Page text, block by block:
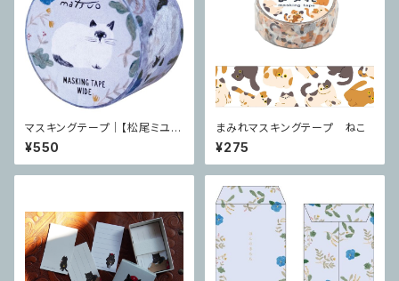
マスキングテープ｜【松尾ミユ
キ】 cat 25mm Repos
¥550
まみれマスキングテープ ねこ
¥275